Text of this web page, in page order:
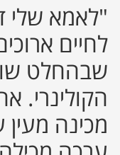
"לאמא שלי
לחיים
שבהחלט
הקולינרי.
מכינה